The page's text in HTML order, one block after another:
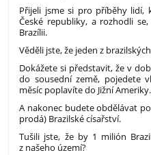
Přijeli jsme si pro příběhy lidí,
České republiky, a rozhodli
Brazílii.
Věděli jste, že jeden z
Dokážete si představit, že v
do sousední země, pojedete
měsíc poplavíte do Jižní Ameriky.
A nakonec budete obdělávat
prodá) Brazilské císařství.
Tušili jste, že by 1 milión
z našeho území?